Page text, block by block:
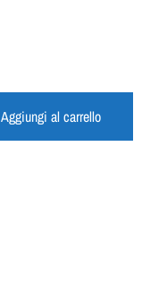
Aggiungi al carrello